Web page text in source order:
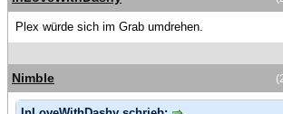
Plex würde sich im Grab umdrehen.
Nimble